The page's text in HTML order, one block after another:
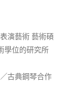
演藝術 藝術碩
學位的研究所
古典鋼琴合作